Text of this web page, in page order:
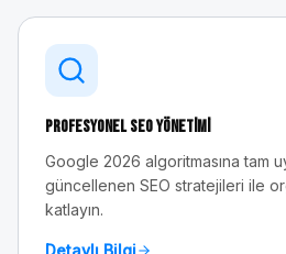
Profesyonel SEO Yönetimi
Google 2026 algoritmasına tam
güncellenen SEO stratejileri ile
katlayın.
Detaylı Bilgi